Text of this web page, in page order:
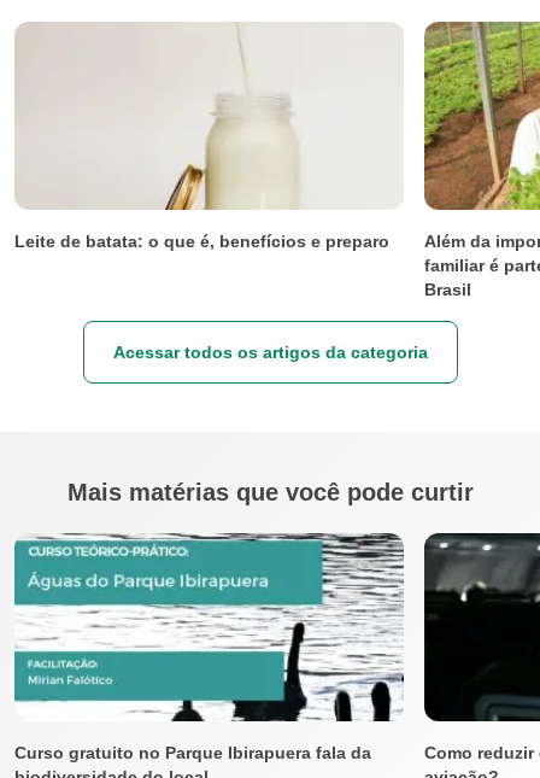
Leite de batata: o que é, benefícios e preparo
Além da
familiar é
Brasil
Acessar todos os artigos da categoria
Mais matérias que você pode curtir
Curso gratuito no Parque Ibirapuera fala da
Como